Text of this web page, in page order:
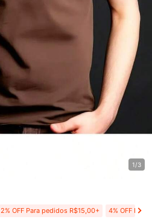
1/3
2% OFF Para pedidos R$15,00+ 4% OFF